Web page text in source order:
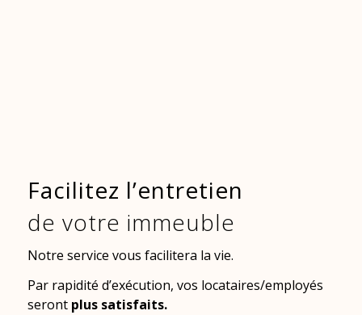
Facilitez l’entretien
de votre immeuble
Notre service vous facilitera la vie.
Par rapidité d’exécution, vos locataires/employés
seront plus satisfaits.